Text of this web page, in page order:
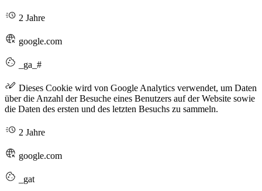
2 Jahre
google.com
_ga_#
Dieses Cookie wird von Google Analytics verwendet, um Daten
über die Anzahl der Besuche eines Benutzers auf der Website sowie
die Daten des ersten und des letzten Besuchs zu sammeln.
2 Jahre
google.com
_gat